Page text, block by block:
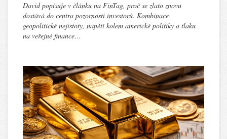
David popisuje v článku na FinTag, proč se zlato znovu
dostává do centra pozornosti investorů. Kombinace
geopolitické nejistoty, napětí kolem americké politiky a tlaku
na veřejné finance…